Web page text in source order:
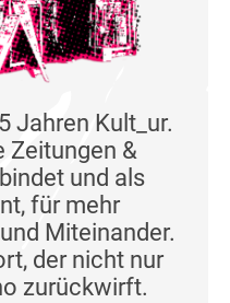
Jahren Kult_ur.
Zeitungen &
und als
für mehr
Miteinander.
der nicht nur
zurückwirft.